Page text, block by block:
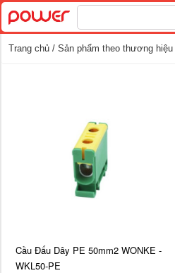
kiếm
cho:
Trang chủ / Sản phẩm theo thương hiệu
Cầu Đấu Dây PE 50mm2 WONKE -
WKL50-PE